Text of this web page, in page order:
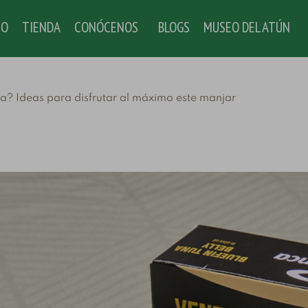
TIENDA CONÓCENOS BLOGS MUSEO DEL ATÚN
Ideas para disfrutar al máximo este manjar
Tendencias del
consumo de pescado